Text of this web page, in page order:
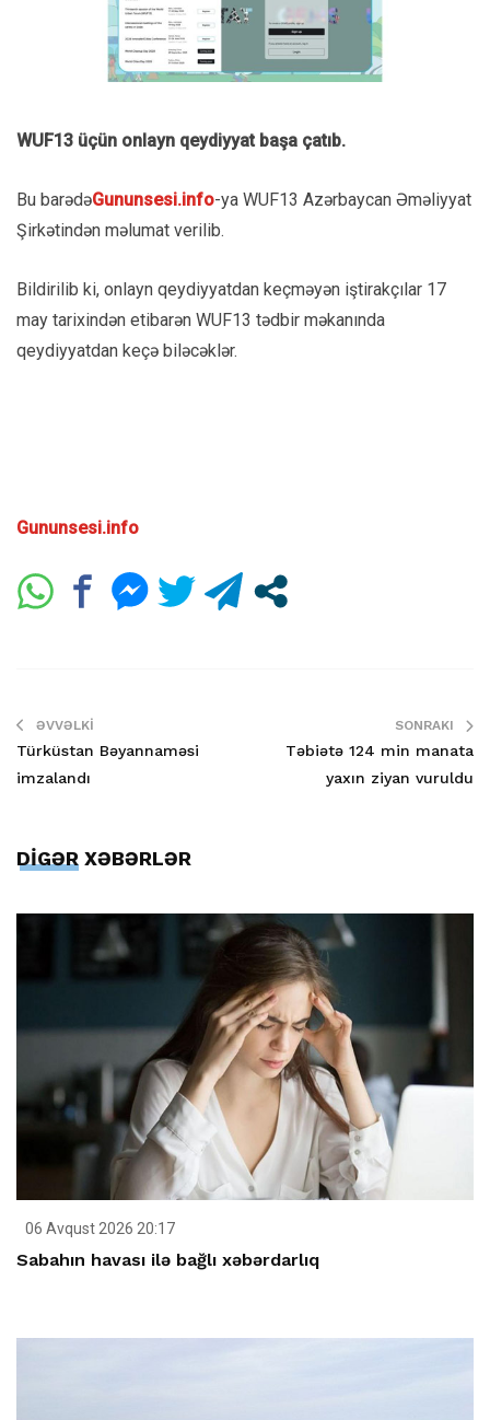
WUF13 üçün onlayn qeydiyyat başa çatıb.
Bu barədəGununsesi.info-ya WUF13 Azərbaycan Əməliyyat
Şirkətindən məlumat verilib.
Bildirilib ki, onlayn qeydiyyatdan keçməyən iştirakçılar 17
may tarixindən etibarən WUF13 tədbir məkanında
qeydiyyatdan keçə biləcəklər.
Gununsesi.info
ƏVVƏLKI
Türküstan Bəyannaməsi
imzalandı
SONRAKI
Təbiətə 124 min manata
yaxın ziyan vuruldu
DİGƏR XƏBƏRLƏR
06 Avqust 2026 20:17
Sabahın havası ilə bağlı xəbərdarlıq